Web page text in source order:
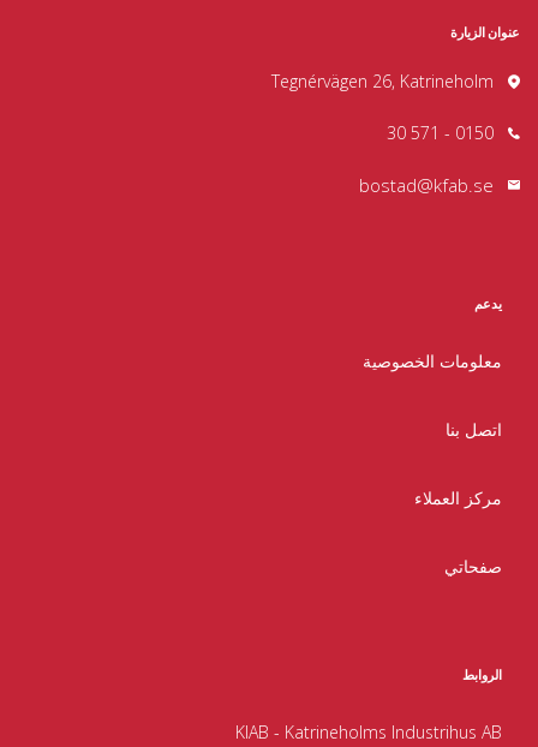
عنوان الزيارة
Tegnérvägen 26, Katrineholm
0150 - 571 30
bostad@kfab.se
يدعم
معلومات الخصوصية
اتصل بنا
مركز العملاء
صفحاتي
الروابط
KIAB - Katrineholms Industrihus AB